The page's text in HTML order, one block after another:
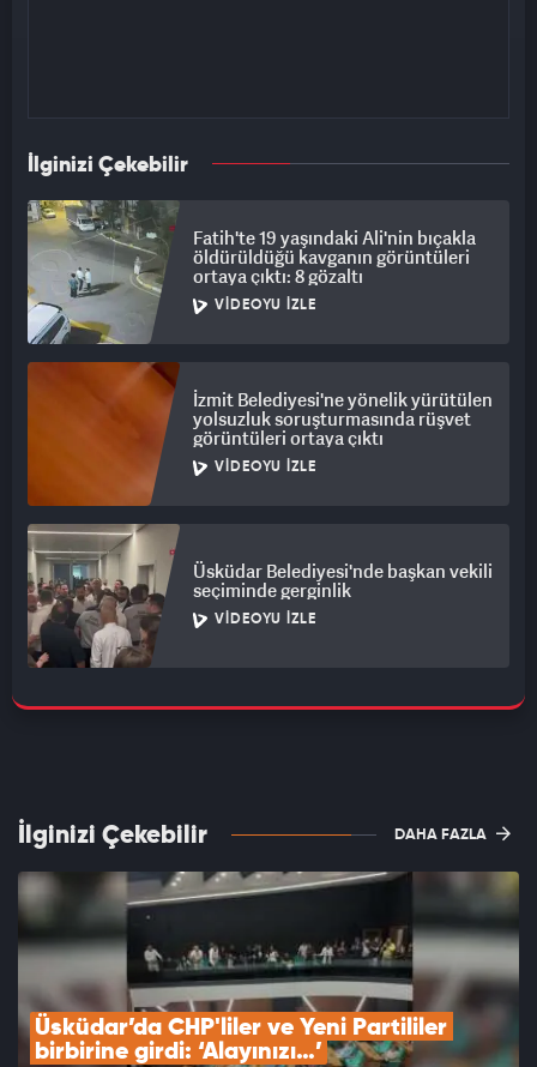
İlginizi Çekebilir
Fatih'te 19 yaşındaki Ali'nin bıçakla
öldürüldüğü kavganın görüntüleri
ortaya çıktı: 8 gözaltı
VIDEOYU İZLE
İzmit Belediyesi'ne yönelik yürütülen
yolsuzluk soruşturmasında rüşvet
görüntüleri ortaya çıktı
VIDEOYU İZLE
Üsküdar Belediyesi'nde başkan vekili
seçiminde gerginlik
VIDEOYU İZLE
İlginizi Çekebilir DAHA FAZLA
Üsküdar’da CHP'liler ve Yeni Partililer
birbirine girdi: ‘Alayınızı…’